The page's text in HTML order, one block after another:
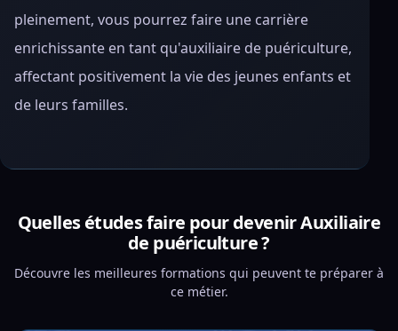
pleinement, vous pourrez faire une carrière
enrichissante en tant qu'auxiliaire de puériculture,
affectant positivement la vie des jeunes enfants et
de leurs familles.
Quelles études faire pour devenir Auxiliaire
de puériculture ?
Découvre les meilleures formations qui peuvent te préparer à
ce métier.